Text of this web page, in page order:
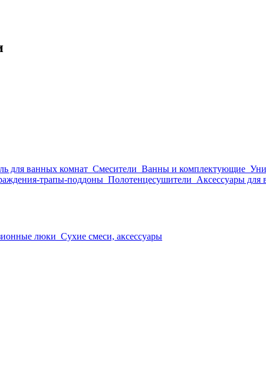
для ванных комнат Смесители Ванны и комплектующие
трапы-поддоны Полотенцесушители Аксессуары для
люки Сухие смеси, аксессуары